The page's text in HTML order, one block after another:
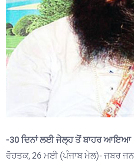
-30 ਦਿਨਾਂ ਲਈ ਜੇਲ੍ਹ ਤੋਂ ਬਾਹਰ ਆਇਆ
ਰੋਹਤਕ, 26 ਮਈ (ਪੰਜਾਬ ਮੇਲ)- ਜਬਰ